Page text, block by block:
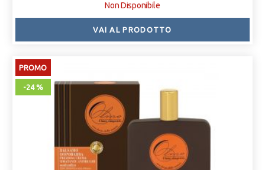
Non Disponibile
VAI AL PRODOTTO
PROMO
-24 %